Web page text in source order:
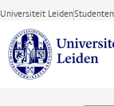
Ga direct naar de
Universiteit LeidenStudenten